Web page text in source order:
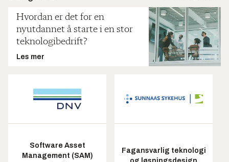
Hvordan er det for en
nyutdannet å starte i en stor
teknologibedrift?
Les mer
Software Asset
Management (SAM)
Fagansvarlig teknologi